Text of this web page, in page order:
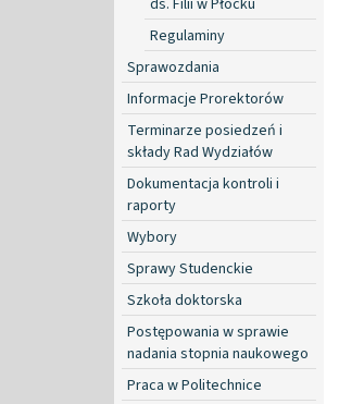
Regulaminy
Sprawozdania
Informacje Prorektorów
Terminarze posiedzeń i
składy Rad Wydziałów
Dokumentacja kontroli i
raporty
Wybory
Sprawy Studenckie
Szkoła doktorska
Postępowania w sprawie
nadania stopnia naukowego
Praca w Politechnice